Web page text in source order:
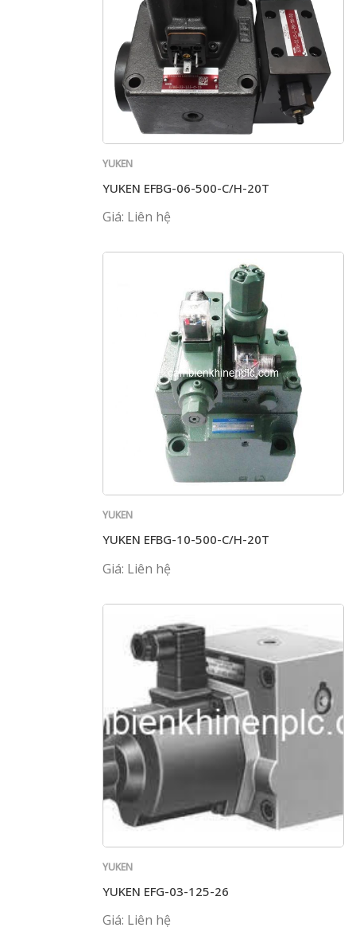
YUKEN
YUKEN EFBG-06-500-C/H-20T
Giá: Liên hệ
YUKEN
YUKEN EFBG-10-500-C/H-20T
Giá: Liên hệ
YUKEN
YUKEN EFG-03-125-26
Giá: Liên hệ